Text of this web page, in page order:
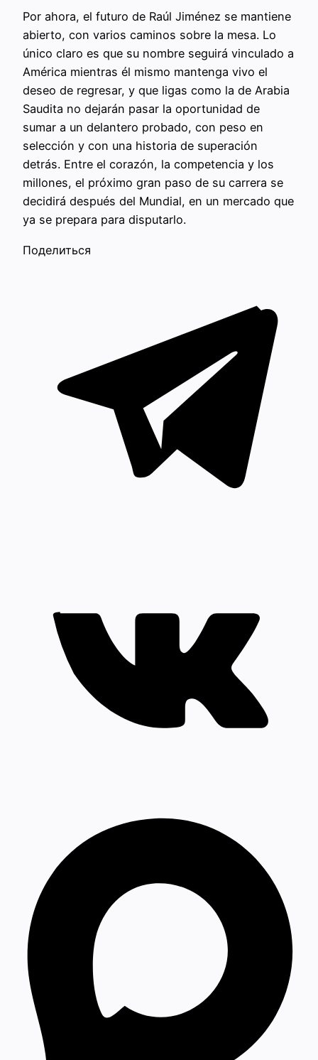
Por ahora, el futuro de Raúl Jiménez se mantiene
abierto, con varios caminos sobre la mesa. Lo
único claro es que su nombre seguirá vinculado a
América mientras él mismo mantenga vivo el
deseo de regresar, y que ligas como la de Arabia
Saudita no dejarán pasar la oportunidad de
sumar a un delantero probado, con peso en
selección y con una historia de superación
detrás. Entre el corazón, la competencia y los
millones, el próximo gran paso de su carrera se
decidirá después del Mundial, en un mercado que
ya se prepara para disputarlo.
Поделиться